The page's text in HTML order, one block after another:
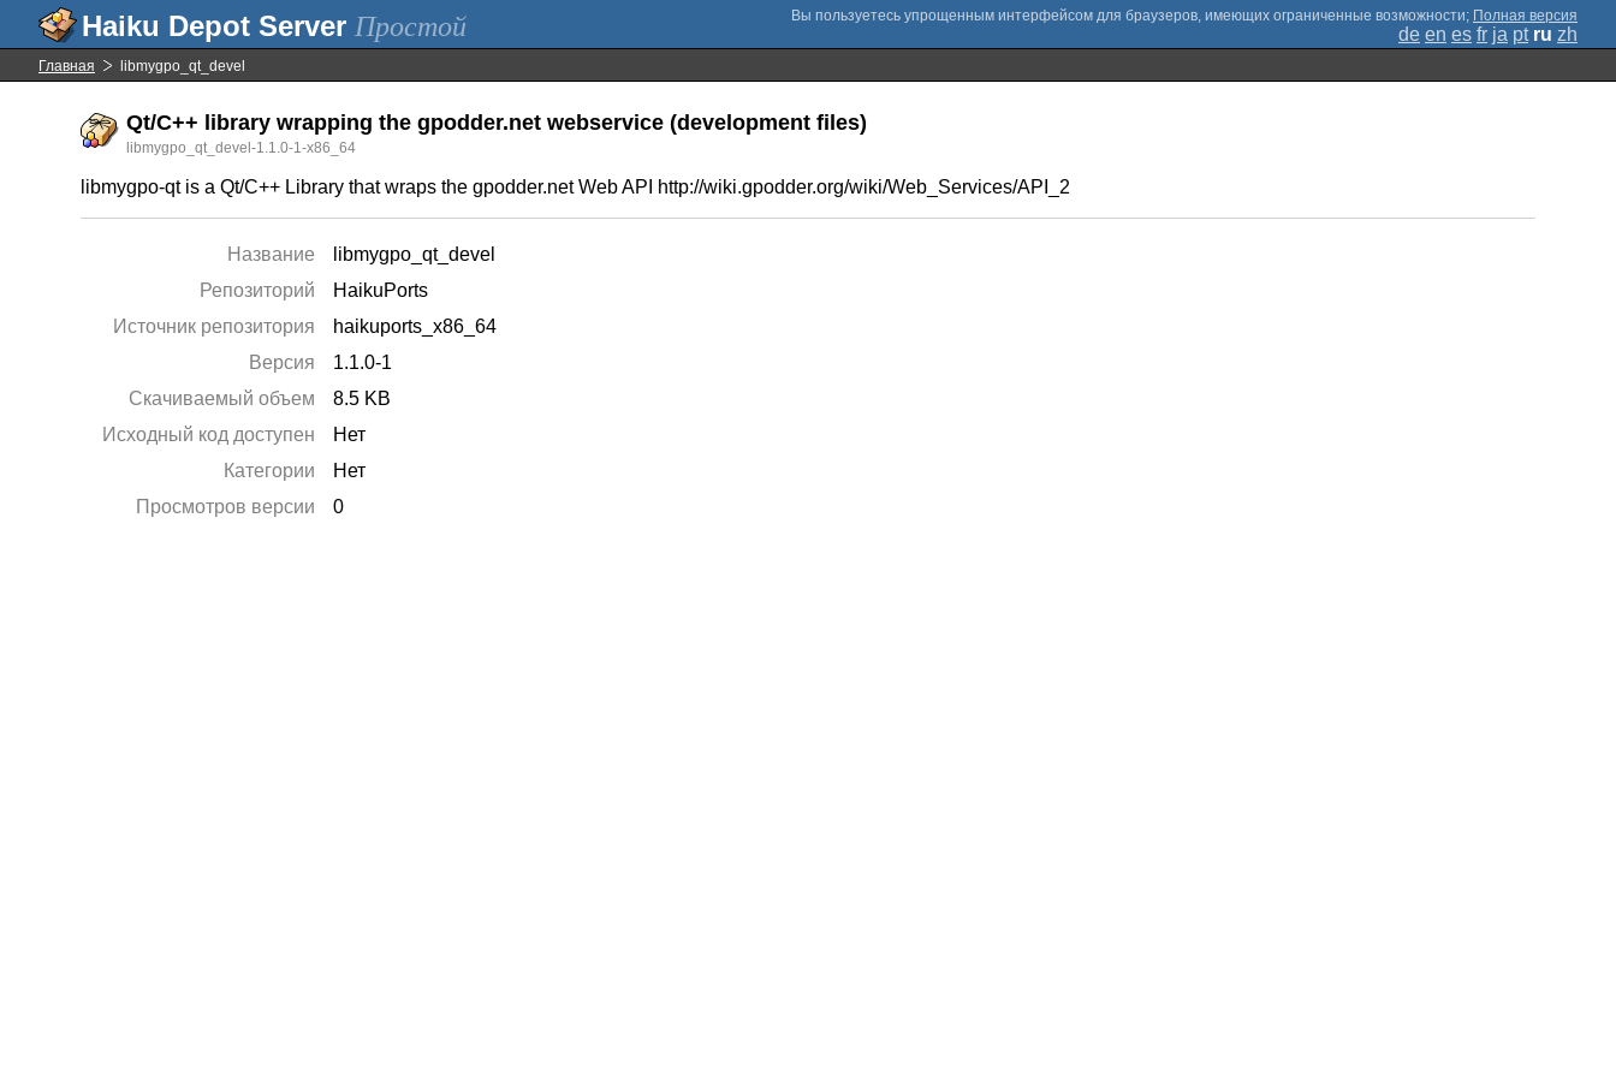
Простой ; Полная версия
de en es fr ja pt ru zh
Главная libmygpo_qt_devel
Qt/C++ library wrapping the gpodder.net webservice (development files)
libmygpo_qt_devel-1.1.0-1-x86_64
libmygpo-qt is a Qt/C++ Library that wraps the gpodder.net Web API http://wiki.gpodder.org/wiki/Web_Services/API_2
Название
libmygpo_qt_devel
Репозиторий
HaikuPorts
Источник репозитория
haikuports_x86_64
Версия
1.1.0-1
Скачиваемый объем
8.5 KB
Исходный код доступен
Нет
Категории
Нет
Просмотров версии
0